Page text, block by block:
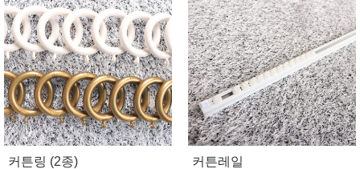
커튼링 (2종) 커튼레일